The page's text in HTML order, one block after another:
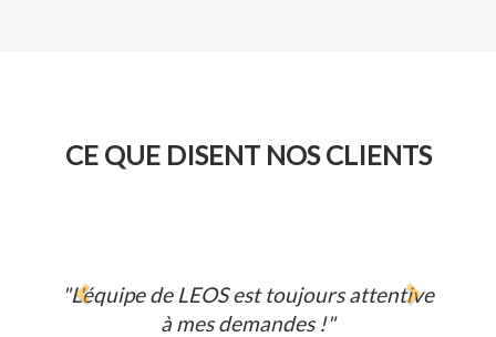
CE QUE DISENT NOS CLIENTS
"L'équipe de LEOS est toujours attentive
à mes demandes !"
"Je ne
Avant Après